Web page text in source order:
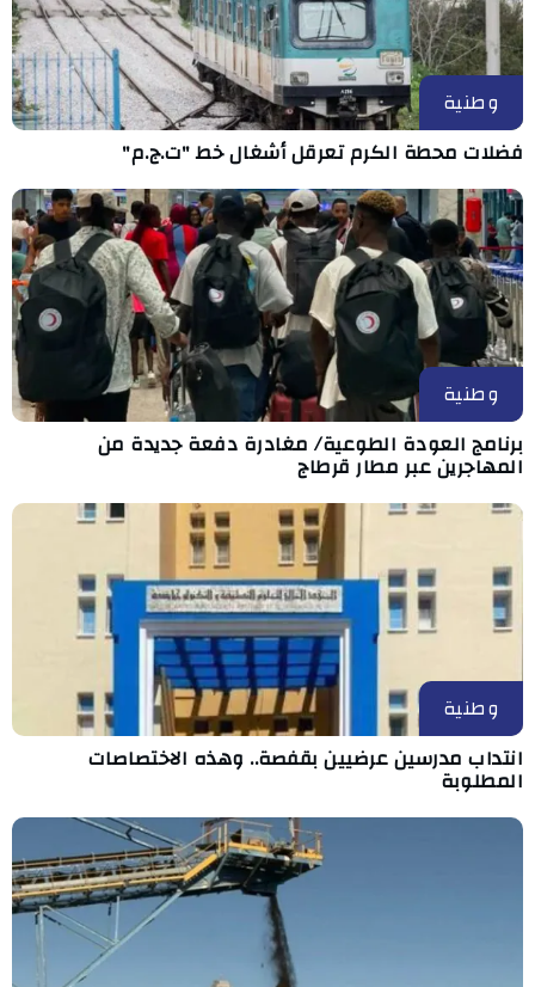
وطنية
فضلات محطة الكرم تعرقل أشغال خط "ت.ج.م"
وطنية
برنامج العودة الطوعية/ مغادرة دفعة جديدة من
المهاجرين عبر مطار قرطاج
وطنية
انتداب مدرسين عرضيين بقفصة.. وهذه الاختصاصات
المطلوبة